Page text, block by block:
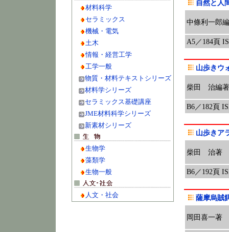
材料科学
セラミックス
機械・電気
土木
情報・経営工学
工学一般
物質・材料テキストシリーズ
材料学シリーズ
セラミックス基礎講座
JME材料科学シリーズ
新素材シリーズ
生物学
藻類学
生物一般
人文・社会
自然と人
中條利一郎編
A5／184頁
山歩きウ
柴田 治編著
B6／182頁
山歩きア
柴田 治著
B6／192頁
薩摩烏賊
岡田喜一著